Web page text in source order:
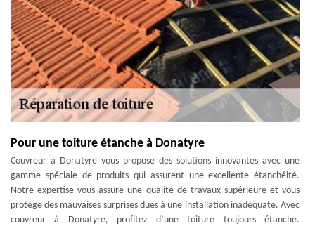
Pour une toiture étanche à Donatyre
Couvreur à Donatyre vous propose des solutions innovantes avec une
gamme spéciale de produits qui assurent une excellente étanchéité.
Notre expertise vous assure une qualité de travaux supérieure et vous
protège des mauvaises surprises dues à une installation inadéquate. Avec
couvreur à Donatyre, profitez d’une toiture toujours étanche.